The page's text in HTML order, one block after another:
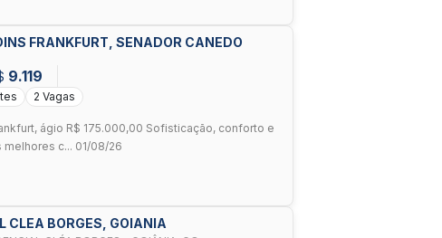
FRANKFURT, SENADOR CANEDO
9.119
2 Vagas
ágio R$ 175.000,00 Sofisticação, conforto e
c... 01/08/26
CLEA BORGES, GOIANIA